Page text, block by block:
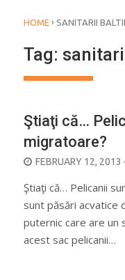
HOME › SANITARII BALTII
Tag:
Ştiaţi că…
migratoare?
POSTED
FEBRUARY 12, 2013
Ştiaţi că… Pelicanii
sunt păsări acvatice
puternic care are un
acest sac pelicanii…